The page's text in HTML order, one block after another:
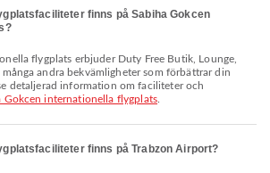
finns på Sabiha Gokcen
andra bekvämligheter som förbättrar din
detaljerad information om faciliteter och
Gokcen internationella flygplats
finns på Trabzon Airport?